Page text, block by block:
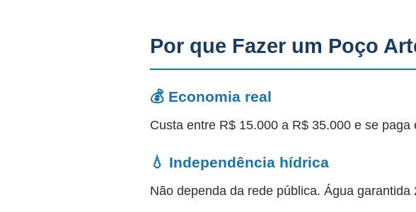
Por que Fazer um Poço
💰 Economia real
Custa entre R$ 15.000 a R$ 35.000 e se
💧 Independência hídrica
Não dependa da rede pública. Água